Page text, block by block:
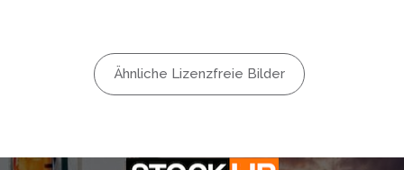
Ähnliche Lizenzfreie Bilder